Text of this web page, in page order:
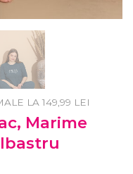
LA 149,99 LEI
Marime